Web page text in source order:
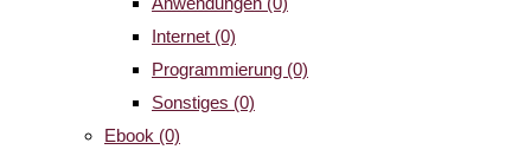
Internet (0)
Programmierung (0)
Sonstiges (0)
Ebook (0)